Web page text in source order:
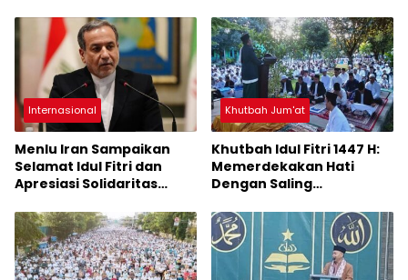
Sesama
Internasional
Menlu Iran Sampaikan
Selamat Idul Fitri dan
Apresiasi Solidaritas
Khutbah Jum'at
Khutbah Idul Fitri 1447 H:
Memerdekakan Hati
Dengan Saling